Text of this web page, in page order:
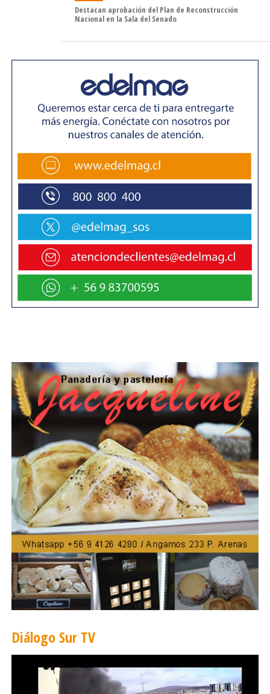
Destacan aprobación del Plan de Reconstrucción
Nacional en la Sala del Senado
Diálogo Sur TV